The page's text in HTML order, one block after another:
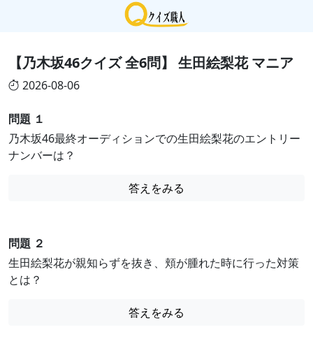
【乃木坂46クイズ 全6問】 生田絵梨花 マニア
2026-08-06
問題 １
乃木坂46最終オーディションでの生田絵梨花のエントリー
ナンバーは？
答えをみる
問題 ２
生田絵梨花が親知らずを抜き、頬が腫れた時に行った対策
とは？
答えをみる